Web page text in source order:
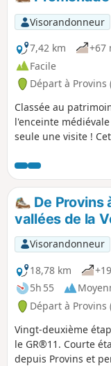
Visorandonneur
7,42 km
+67
Facile
Départ à Provins
Classée au
l'enceinte
seule une visite !
découvrir les
de la ville :
collégiale gothique,
célèbre Tour César.
Communauté de
Provinois et balisé par
De Provins
vallées de la
Visorandonneur
18,78 km
5h 55
Départ à Provins
Vingt-deuxième
le GR®11. Courte
depuis Provins et